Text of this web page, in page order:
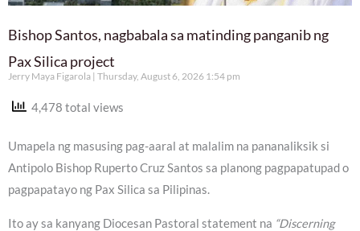
Bishop Santos, nagbabala sa matinding panganib ng
Pax Silica project
Jerry Maya Figarola Thursday, August 6, 2026 1:54 pm
4,478 total views
Umapela ng masusing pag-aaral at malalim na pananaliksik si
Antipolo Bishop Ruperto Cruz Santos sa planong pagpapatupad o
pagpapatayo ng Pax Silica sa Pilipinas.
Ito ay sa kanyang Diocesan Pastoral statement na “Discerning